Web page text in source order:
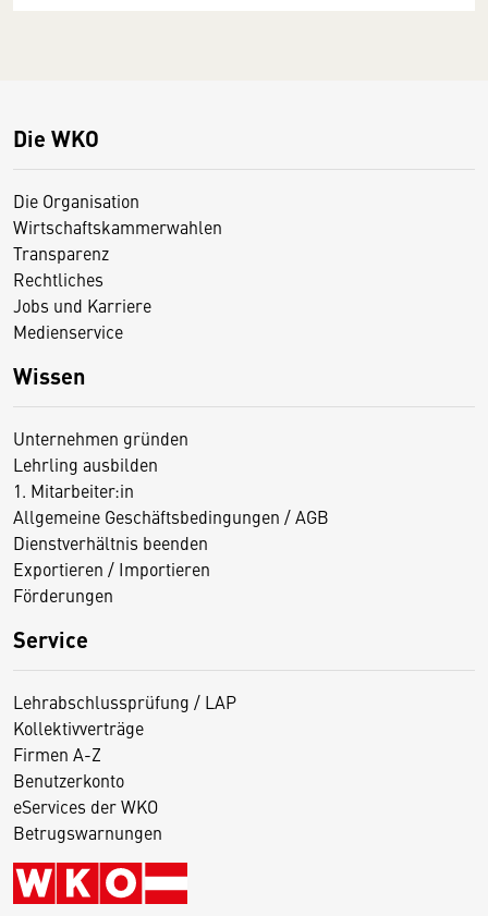
Die WKO
Die Organisation
Wirtschaftskammerwahlen
Transparenz
Rechtliches
Jobs und Karriere
Medienservice
Wissen
Unternehmen gründen
Lehrling ausbilden
1. Mitarbeiter:in
Allgemeine Geschäftsbedingungen / AGB
Dienstverhältnis beenden
Exportieren / Importieren
Förderungen
Service
Lehrabschlussprüfung / LAP
Kollektivverträge
Firmen A-Z
Benutzerkonto
eServices der WKO
Betrugswarnungen